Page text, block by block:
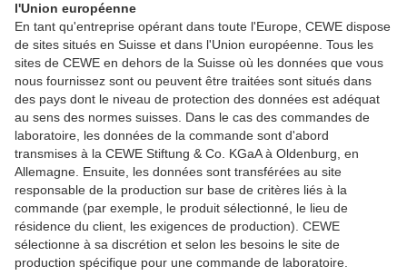
l'Union européenne
En tant qu'entreprise opérant dans toute l'Europe, CEWE dispose
de sites situés en Suisse et dans l'Union européenne. Tous les
sites de CEWE en dehors de la Suisse où les données que vous
nous fournissez sont ou peuvent être traitées sont situés dans
des pays dont le niveau de protection des données est adéquat
au sens des normes suisses. Dans le cas des commandes de
laboratoire, les données de la commande sont d'abord
transmises à la CEWE Stiftung & Co. KGaA à Oldenburg, en
Allemagne. Ensuite, les données sont transférées au site
responsable de la production sur base de critères liés à la
commande (par exemple, le produit sélectionné, le lieu de
résidence du client, les exigences de production). CEWE
sélectionne à sa discrétion et selon les besoins le site de
production spécifique pour une commande de laboratoire.